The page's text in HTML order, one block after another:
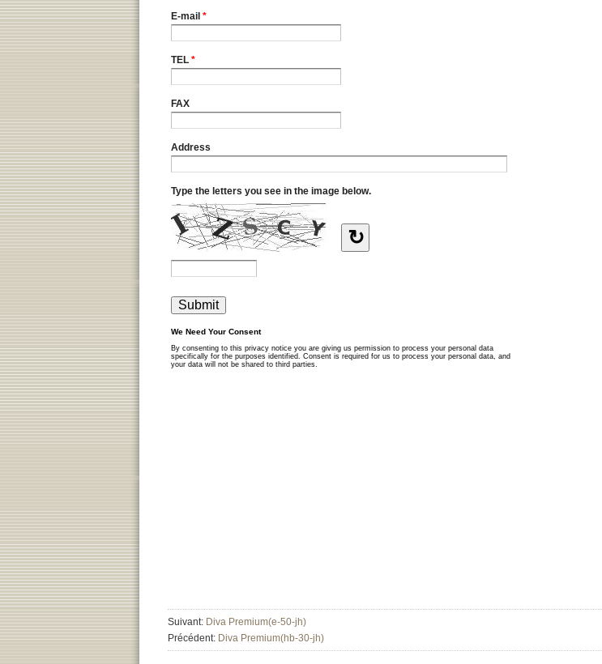
Suivant: Diva Premium(e-50-jh)
Précédent: Diva Premium(hb-30-jh)